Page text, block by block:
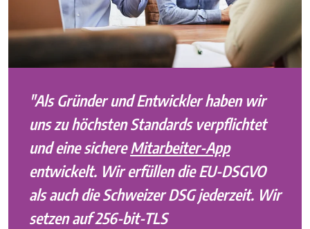
"Als Gründer und Entwickler haben wir
uns zu höchsten Standards verpflichtet
und eine sichereMitarbeiter-App
entwickelt. Wir erfüllen die EU-DSGVO
als auch die Schweizer DSG jederzeit. Wir
setzen auf 256-bit-TLS